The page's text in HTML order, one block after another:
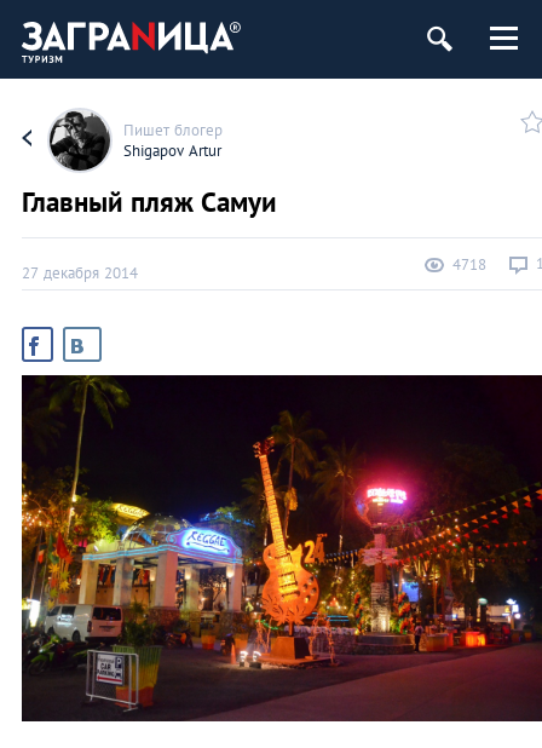
Пишет блогер
Shigapov Artur
Главный пляж Самуи
27 декабря 2014 4718